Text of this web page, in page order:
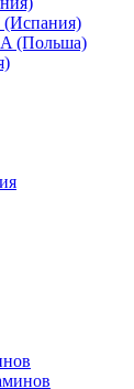
(Польша)